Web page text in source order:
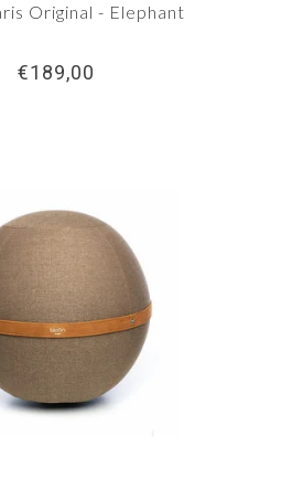
Original - Elephant
€189,00